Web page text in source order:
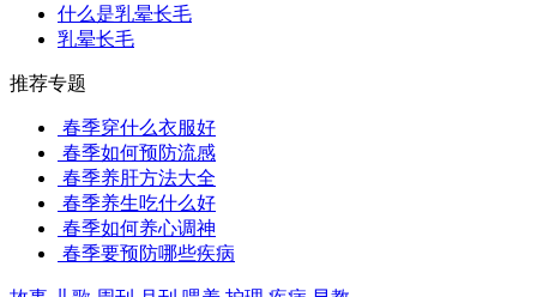
什么是乳晕长毛
乳晕长毛
推荐专题
春季穿什么衣服好
春季如何预防流感
春季养肝方法大全
春季养生吃什么好
春季如何养心调神
春季要预防哪些疾病